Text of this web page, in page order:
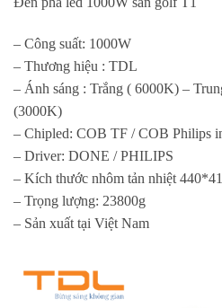
– Công suất: 1000W
– Thương hiệu : TDL
– Ánh sáng : Trắng ( 6000K) –
(3000K)
– Chipled: COB TF / COB Philips
– Driver: DONE / PHILIPS
– Kích thước nhôm tản nhiệt
– Trọng lượng: 23800g
– Sản xuất tại Việt Nam